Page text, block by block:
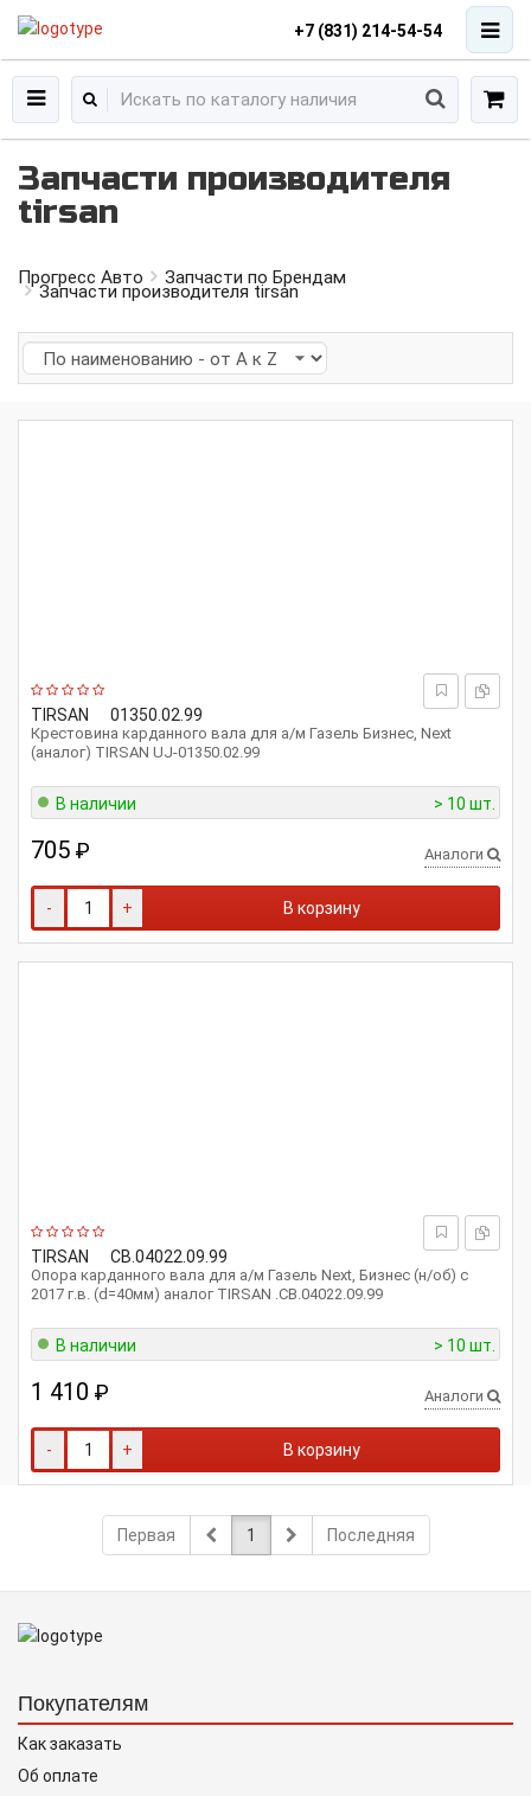
+7 (831) 214-54-54
Запчасти производителя
tirsan
Прогресс Авто Запчасти по Брендам
Запчасти производителя tirsan
TIRSAN 01350.02.99
Крестовина карданного вала для а/м Газель Бизнес, Next
(аналог) TIRSAN UJ-01350.02.99
В наличии > 10 шт.
705 ₽ Аналоги
- + В корзину
TIRSAN CB.04022.09.99
Опора карданного вала для а/м Газель Next, Бизнес (н/об) c
2017 г.в. (d=40мм) аналог TIRSAN .CB.04022.09.99
В наличии > 10 шт.
1 410 ₽ Аналоги
- + В корзину
Первая 1 Последняя
Покупателям
Как заказать
Об оплате